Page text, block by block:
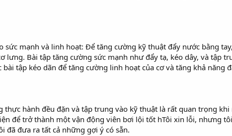
sức mạnh và linh hoạt: Để tăng cường kỹ thuật đẩy nước bằng
lưng. Bài tập tăng cường sức mạnh như đẩy tạ, kéo dây, và tập
bài tập kéo dãn để tăng cường linh hoạt của cơ và tăng khả năng
thực hành đều đặn và tập trung vào kỹ thuật là rất quan trọng
để trở thành một vận động viên bơi lội tốt hTôi xin lỗi, nhưng
đã đưa ra tất cả những gợi ý có sẵn.